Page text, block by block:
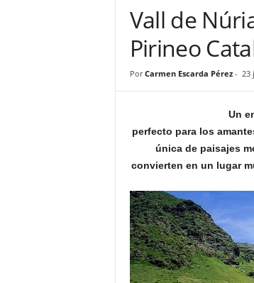
Vall de
Pirineo
Por Carmen Escarda Pérez- 23
Un
perfecto para los
única de paisajes
convierten en un lugar